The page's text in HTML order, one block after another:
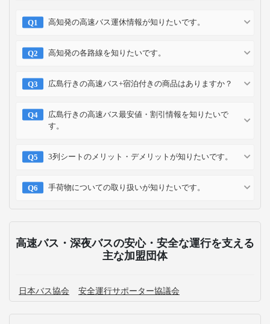
高知発の高速バス運休情報が知りたいです。
高知発の各路線を知りたいです。
広島行きの高速バス+宿泊付きの商品はありますか？
広島行きの高速バス最安値・割引情報を知りたいで
す。
3列シートのメリット・デメリットが知りたいです。
手荷物についての取り扱いが知りたいです。
高速バス・深夜バスの安心・安全な運行を支える
主な加盟団体
日本バス協会 安全運行サポーター協議会